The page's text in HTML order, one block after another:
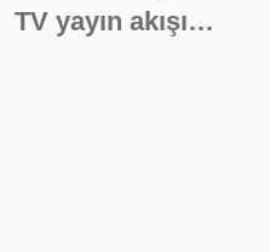
TV yayın akışı…